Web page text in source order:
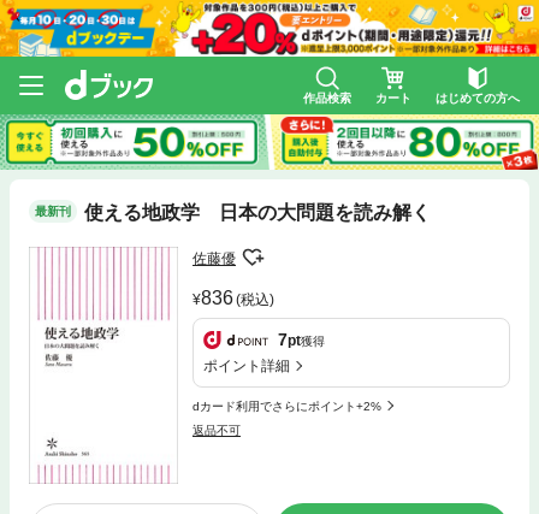
作品検索 カート はじめての方へ
最新刊 使える地政学 日本の大問題を読み解く
佐藤優
836(税込)
7pt獲得
ポイント詳細
dカード利用でさらにポイント+2%
返品不可